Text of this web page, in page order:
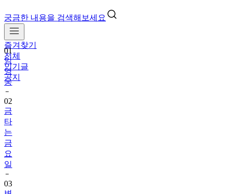
궁금한 내용을 검색해보세요
즐겨찾기
전체
인기글
공지
01
임
영
웅
02
금
타
는
금
요
일
03